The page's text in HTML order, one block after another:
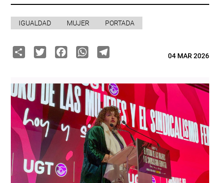
IGUALDAD MUJER PORTADA
ShareTwitterFacebook
WhatsApp
Telegram04 MAR 2026